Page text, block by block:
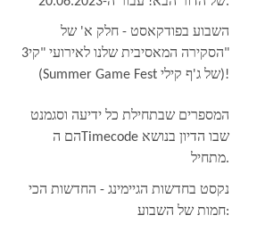
השבוע בפודקאסט - חלק א' של
הסקירה המאסיבית שלנו לאירועי "קי3"
(Summer Game Fest של ג'ף קילי)!
המספרים שבתחילת כל ידיעה וסגמנט
הם ה Timecode
מתחיל.
נקסט בחדשות הגיימינג - החדשות הכי
חמות של השבוע: